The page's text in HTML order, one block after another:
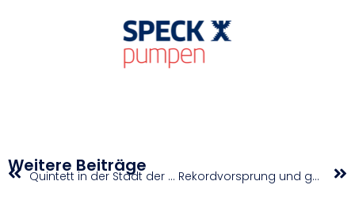
Weitere Beiträge Quintett in der Stadt der Pandas im Einsatz Rekordvorsprung und gute Punkte